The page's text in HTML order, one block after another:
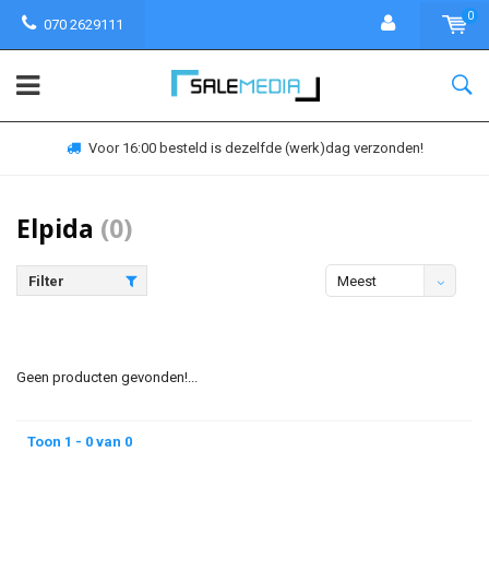
070 2629111
0
Voor 16:00 besteld is dezelfde (werk)dag verzonden!
Elpida (0)
Filter
Meest
Geen producten gevonden!...
Toon 1 - 0 van 0